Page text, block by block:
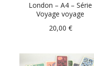
London – A4 – Série
Voyage voyage
20,00 €